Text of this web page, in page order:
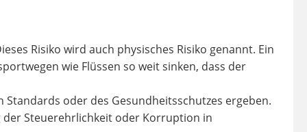
Risiko wird auch physisches Risiko genannt. Ein
wie Flüssen so weit sinken, dass der
oder des Gesundheitsschutzes ergeben.
Steuerehrlichkeit oder Korruption in